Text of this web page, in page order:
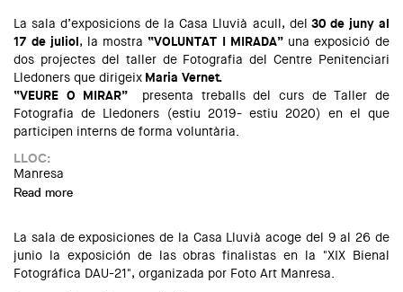
La sala d’exposicions de la Casa Lluvià acull, del 30 de juny al
17 de juliol, la mostra “VOLUNTAT I MIRADA” una exposició de
dos projectes del taller de Fotografia del Centre Penitenciari
Lledoners que dirigeix Maria Vernet.
“VEURE O MIRAR” presenta treballs del curs de Taller de
Fotografia de Lledoners (estiu 2019- estiu 2020) en el que
participen interns de forma voluntària.
LLOC:
Manresa
Read more
La sala de exposiciones de la Casa Lluvià acoge del 9 al 26 de
junio la exposición de las obras finalistas en la "XIX Bienal
Fotográfica DAU-21", organizada por Foto Art Manresa.